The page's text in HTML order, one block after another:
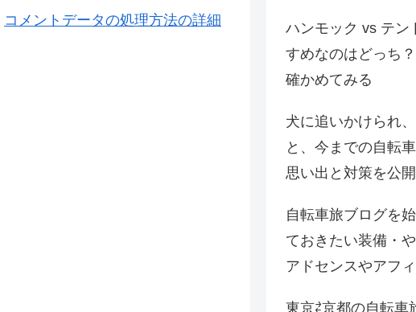
コメントデータの処理方法の詳細
ハンモック vs テン
すめなのはどっち
確かめてみる
犬に追いかけられ
と、今までの自転
思い出と対策を公開
自転車旅ブログを
ておきたい装備・
アドセンスやアフィ
東京⇄京都の自転車